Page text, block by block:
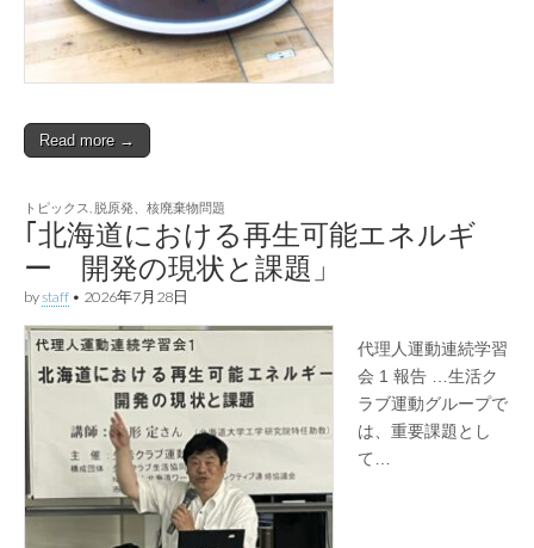
Read more →
トピックス 脱原発、核廃棄物問題
｢北海道における再生可能エネルギ
ー 開発の現状と課題」
bystaff • 2026年7月28日
代理人運動連続学習
会 1 報告 …生活ク
ラブ運動グループで
は、重要課題とし
て…